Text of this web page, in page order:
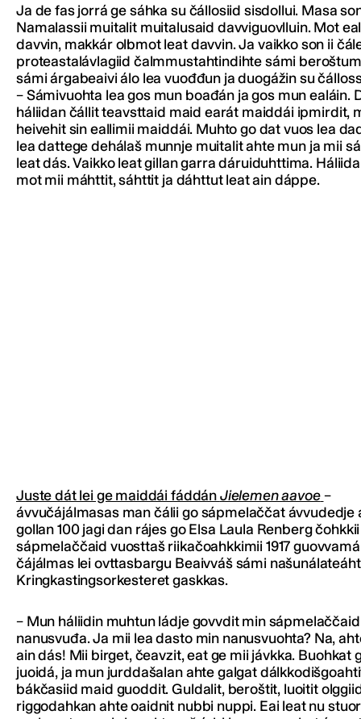
Ja de fas jorrá ge sáhka su čállosiid sisdollui. Masa
Namalassii muitalit muitalusaid davviguovlluin. Mot
davvin, makkár olbmot leat davvin. Ja vaikko son ii
proteastalávlagiid čalmmustahtindihte sámi
sámi árgabeaivi álo lea vuođđun ja duogážin su
– Sámivuohta lea gos mun boađán ja gos mun ealáin.
háliidan čállit teavsttaid maid earát maiddái ipmirdit,
heivehit sin eallimii maiddái. Muhto go dat vuos lea
lea dattege dehálaš munnje muitalit ahte mun ja mii
leat dás. Vaikko leat gillan garra dáruiduhttima.
mot mii máhttit, sáhttit ja dáhttut leat ain dáppe.
Juste dát lei ge maiddái fáddánJielemen aavoe–
ávvučájálmasas man čálii go sápmelaččat ávvudedje
gollan 100 jagi dan rájes go Elsa Laula Renberg čohkkii
sápmelaččaid vuosttaš riikačoahkkimii 1917
čájálmas lei ovttasbargu Beaivváš sámi
Kringkastingsorkesteret gaskkas.
– Mun háliidin muhtun ládje govvdit min sápmelaččaid
nanusvuđa. Ja mii lea dasto min nanusvuohta? Na,
ain dás! Mii birget, čeavzit, eat ge mii jávkka. Buohkat
juoidá, ja mun jurddašalan ahte galgat
bákčasiid maid guoddit. Guldalit, beroštit, luoitit
riggodahkan ahte oaidnit nubbi nuppi. Eai leat nu